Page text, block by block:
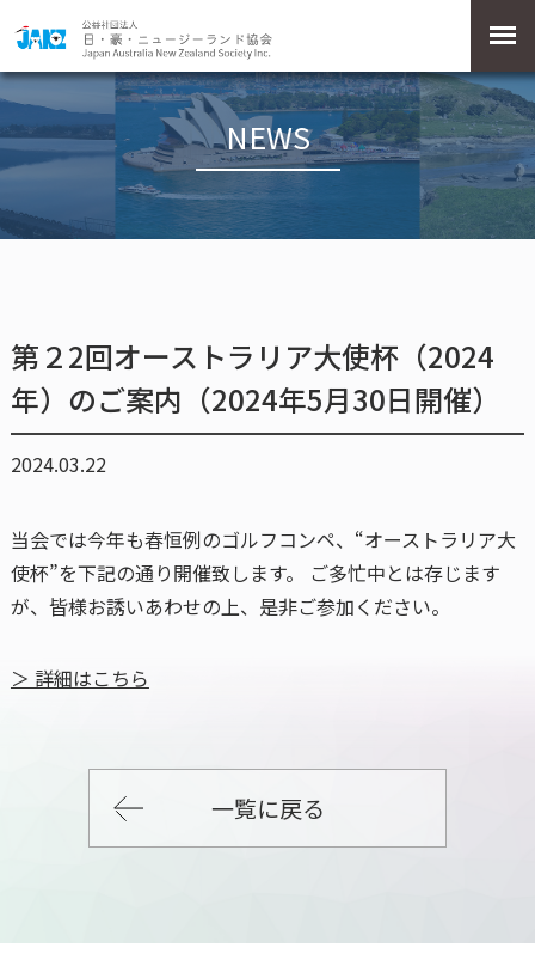
NEWS
第２2回オーストラリア大使杯（2024
年）のご案内（2024年5月30日開催）
2024.03.22
当会では今年も春恒例のゴルフコンペ、“オーストラリア大
使杯”を下記の通り開催致します。 ご多忙中とは存じます
が、皆様お誘いあわせの上、是非ご参加ください。
＞ 詳細はこちら
一覧に戻る